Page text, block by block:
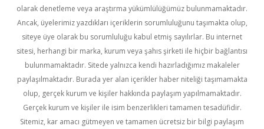
olarak denetleme veya araştırma yükümlülüğümüz bulunmamaktadır.
Ancak, üyelerimiz yazdıkları içeriklerin sorumluluğunu taşımakta olup,
siteye üye olarak bu sorumluluğu kabul etmiş sayılırlar. Bu internet
sitesi, herhangi bir marka, kurum veya şahıs şirketi ile hiçbir bağlantısı
bulunmamaktadır. Sitede yalnızca kendi hazırladığımız makaleler
paylaşılmaktadır. Burada yer alan içerikler haber niteliği taşımamakta
olup, gerçek kurum ve kişiler hakkında paylaşım yapılmamaktadır.
Gerçek kurum ve kişiler ile isim benzerlikleri tamamen tesadüfidir.
Sitemiz, kar amacı gütmeyen ve tamamen ücretsiz bir bilgi paylaşım